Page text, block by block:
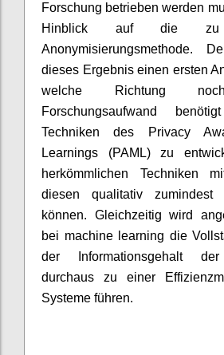
Forschung betrieben werden
Hinblick auf die zu
Anonymisierungsmethode.
dieses Ergebnis einen ersten
welche Richtung
Forschungsaufwand
Techniken des Privacy
Learnings (PAML) zu
herkömmlichen Techniken
diesen qualitativ zumindest
können. Gleichzeitig wird
bei machine learning die
der Informationsgehalt
durchaus zu einer
Systeme führen.